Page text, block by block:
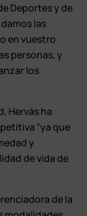
Deportes y de
las
en vuestro
personas, y
los
Hervás ha
“ya que
y
de vida de
de la